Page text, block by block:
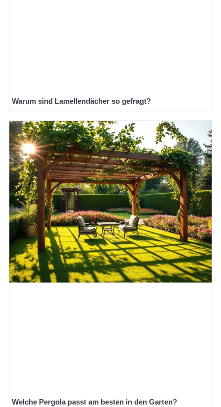
Warum sind Lamellendächer so gefragt?
Welche Pergola passt am besten in den Garten?